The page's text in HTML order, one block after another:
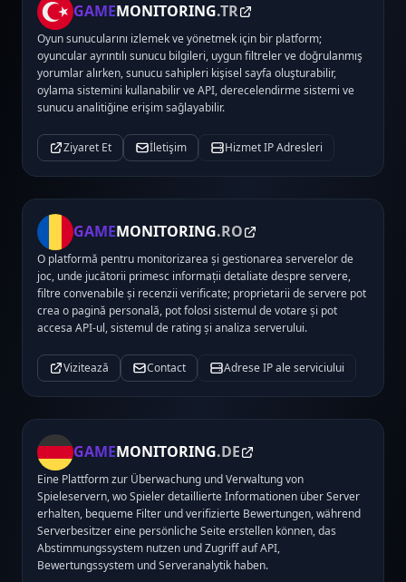
GAMEMONITORING.TR
Oyun sunucularını izlemek ve yönetmek için bir platform;
oyuncular ayrıntılı sunucu bilgileri, uygun filtreler ve doğrulanmış
yorumlar alırken, sunucu sahipleri kişisel sayfa oluşturabilir,
oylama sistemini kullanabilir ve API, derecelendirme sistemi ve
sunucu analitiğine erişim sağlayabilir.
Ziyaret Et İletişim Hizmet IP Adresleri
GAMEMONITORING.RO
O platformă pentru monitorizarea și gestionarea serverelor de
joc, unde jucătorii primesc informații detaliate despre servere,
filtre convenabile și recenzii verificate; proprietarii de servere pot
crea o pagină personală, pot folosi sistemul de votare și pot
accesa API-ul, sistemul de rating și analiza serverului.
Vizitează Contact Adrese IP ale serviciului
GAMEMONITORING.DE
Eine Plattform zur Überwachung und Verwaltung von
Spieleservern, wo Spieler detaillierte Informationen über Server
erhalten, bequeme Filter und verifizierte Bewertungen, während
Serverbesitzer eine persönliche Seite erstellen können, das
Abstimmungssystem nutzen und Zugriff auf API,
Bewertungssystem und Serveranalytik haben.